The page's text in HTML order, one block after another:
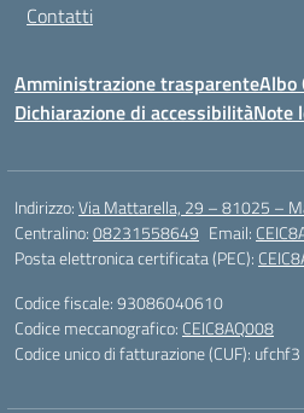
Contatti
Amministrazione trasparenteAlbo
Dichiarazione di accessibilitàNote
Indirizzo:Via Mattarella, 29 – 81025 –
Centralino:08231558649 Email:
Posta elettronica certificata (PEC):
Codice fiscale: 93086040610
Codice meccanografico: CEIC8AQ008
Codice unico di fatturazione (CUF): ufchf3